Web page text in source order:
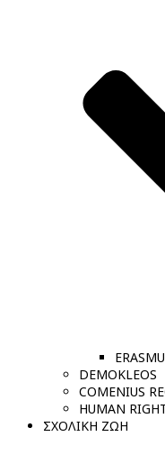
DEMOKLEOS
COMENIUS
HUMAN
ΣΧΟΛΙΚΗ ΖΩΗ